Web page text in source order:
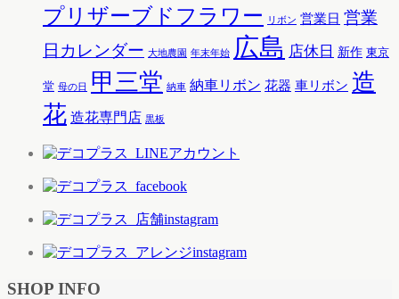
プリザーブドフラワー リボン 営業日 営業
日カレンダー 大地農園 年末年始 広島 店休日 新作 東京
堂 母の日 甲三堂 納車 納車リボン 花器 車リボン 造
花 造花専門店 黒板
SHOP INFO